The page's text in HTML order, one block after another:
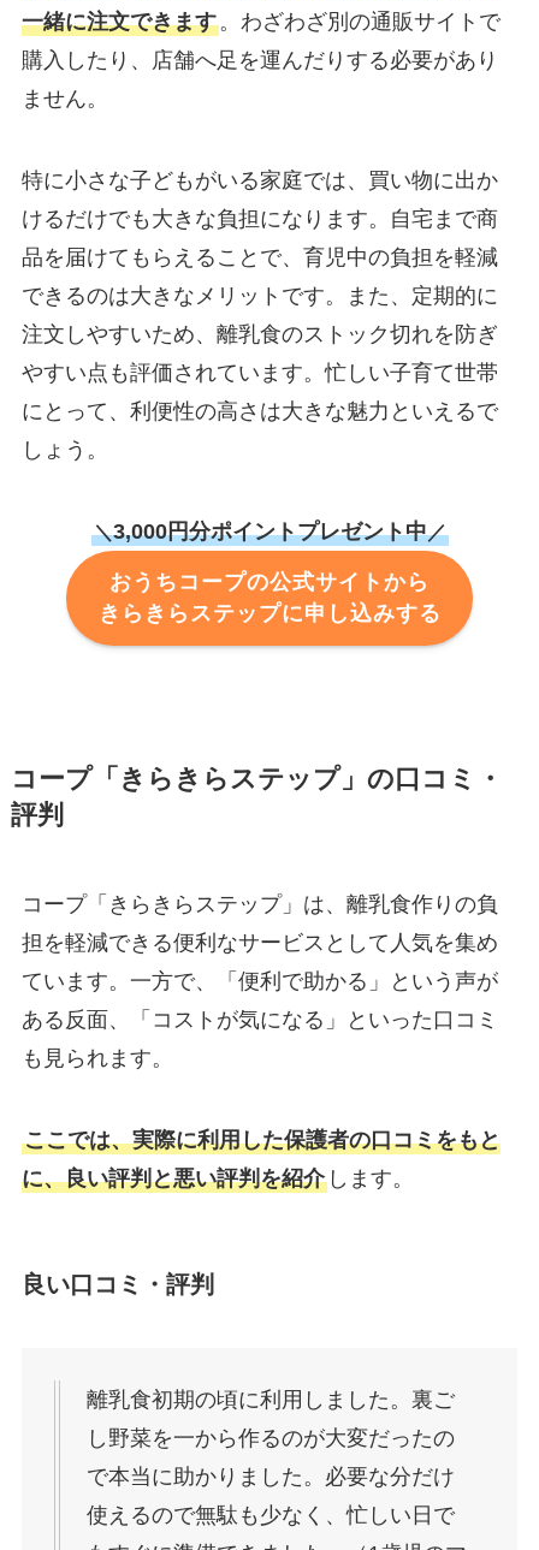
一緒に注文できます。わざわざ別の通販サイトで
購入したり、店舗へ足を運んだりする必要があり
ません。
特に小さな子どもがいる家庭では、買い物に出か
けるだけでも大きな負担になります。自宅まで商
品を届けてもらえることで、育児中の負担を軽減
できるのは大きなメリットです。また、定期的に
注文しやすいため、離乳食のストック切れを防ぎ
やすい点も評価されています。忙しい子育て世帯
にとって、利便性の高さは大きな魅力といえるで
しょう。
＼3,000円分ポイントプレゼント中／
おうちコープの公式サイトから
きらきらステップに申し込みする
コープ「きらきらステップ」の口コミ・
評判
コープ「きらきらステップ」は、離乳食作りの負
担を軽減できる便利なサービスとして人気を集め
ています。一方で、「便利で助かる」という声が
ある反面、「コストが気になる」といった口コミ
も見られます。
ここでは、実際に利用した保護者の口コミをもと
に、良い評判と悪い評判を紹介します。
良い口コミ・評判
離乳食初期の頃に利用しました。裏ご
し野菜を一から作るのが大変だったの
で本当に助かりました。必要な分だけ
使えるので無駄も少なく、忙しい日で